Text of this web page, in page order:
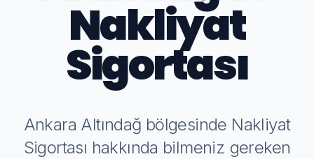
Nakliyat
Sigortası
Ankara Altındağ bölgesinde Nakliyat
Sigortası hakkında bilmeniz gereken